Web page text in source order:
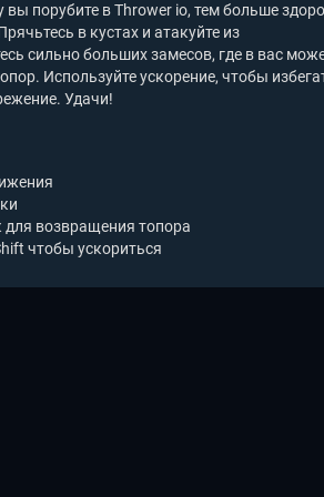
порубите в Thrower io, тем больше
в кустах и атакуйте из
сильно больших замесов, где в вас
Используйте ускорение, чтобы
Удачи!
возвращения топора
чтобы ускориться